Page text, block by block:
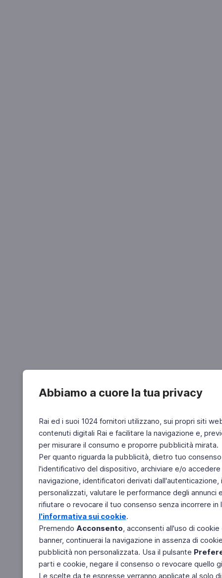
Abbiamo a cuore la tua privacy
Rai ed i suoi 1024 fornitori utilizzano, sui propri siti
contenuti digitali Rai e facilitare la navigazione e,
per misurare il consumo e proporre pubblicità mirata.
Per quanto riguarda la pubblicità, dietro tuo
l'identificativo del dispositivo, archiviare e/o
navigazione, identificatori derivati
personalizzati, valutare le performance degli
rifiutare o revocare il tuo consenso senza incorrere
l'informativa sui cookie.
Premendo Acconsento, acconsenti all'uso di
banner, continuerai la navigazione in assenza di
pubblicità non personalizzata. Usa il pulsante
parti e cookie, negare il consenso o revocare quello
Le scelte da te espresse verranno applicate al solo